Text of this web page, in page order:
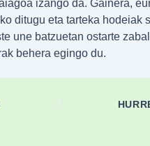
izango da. Gainera,
ditugu eta tarteka hodeiak
une batzuetan ostarte
behera egingo du.